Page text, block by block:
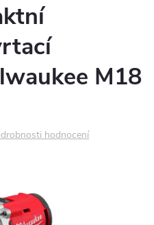
M18
hodnocení